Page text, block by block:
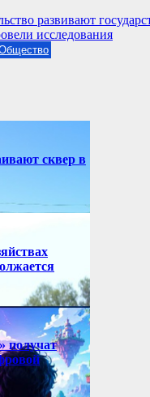
развивают
исследования
сквер в
получат